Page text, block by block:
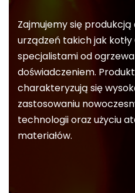
Zajmujemy się
urządzeń takich jak
specjalistami od
doświadczeniem.
charakteryzują się
zastosowaniu
technologii oraz użyciu
materiałów.